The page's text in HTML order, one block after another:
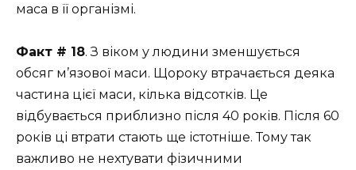
маса в її організмі.
Факт # 18. З віком у людини зменшується
обсяг м’язової маси. Щороку втрачається деяка
частина цієї маси, кілька відсотків. Це
відбувається приблизно після 40 років. Після 60
років ці втрати стають ще істотніше. Тому так
важливо не нехтувати фізичними